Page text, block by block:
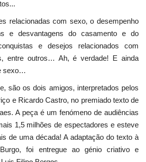
relacionadas com sexo, o desempenho
e desvantagens do casamento e do
e desejos relacionados com
entre outros… Ah, é verdade! E ainda
sexo…
são os dois amigos, interpretados pelos
e Ricardo Castro, no premiado texto de
A peça é um fenómeno de audiências
1,5 milhões de espectadores e esteve
de uma década! A adaptação do texto à
foi entregue ao génio criativo e